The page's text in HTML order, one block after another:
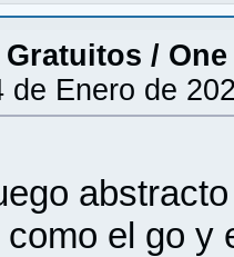
/
de Enero de
el go y